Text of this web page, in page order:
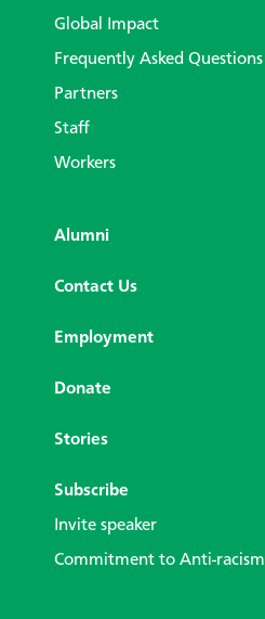
Global Impact
Frequently Asked Questions
Partners
Staff
Workers
Alumni
Contact Us
Employment
Donate
Stories
Subscribe
Invite speaker
Commitment to Anti-racism